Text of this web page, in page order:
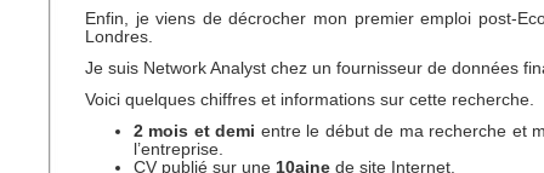
Enfin, je viens de décrocher mon premier emploi post-
Londres.
Je suis Network Analyst chez un fournisseur de données
Voici quelques chiffres et informations sur cette recherche.
2 mois et demi entre le début de ma recherche et
l’entreprise.
CV publié sur une 10aine de site Internet.